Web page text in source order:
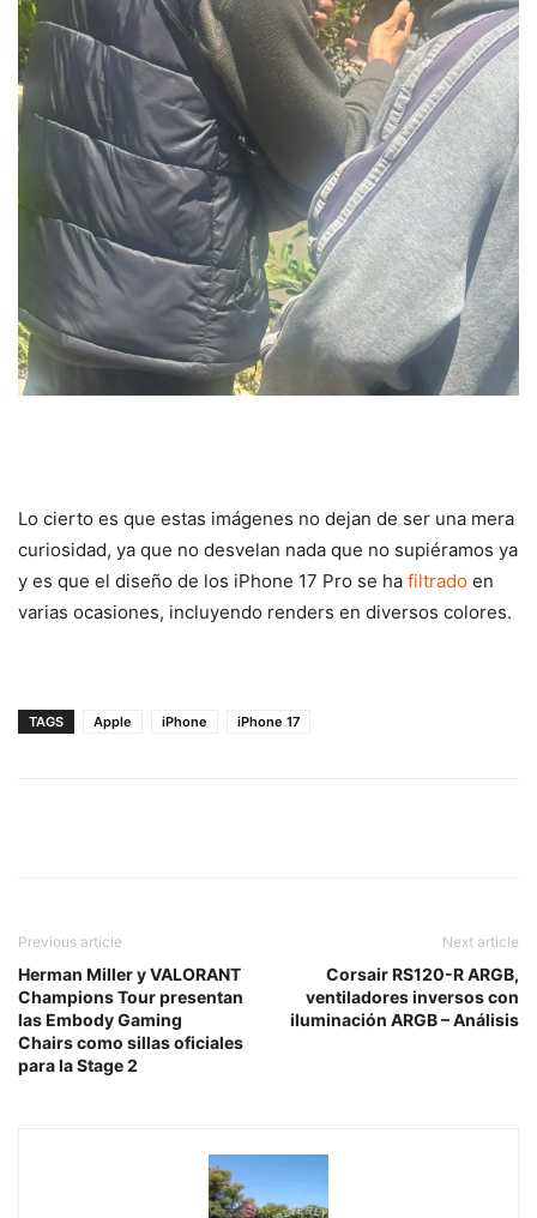
Lo cierto es que estas imágenes no dejan de ser una mera
curiosidad, ya que no desvelan nada que no supiéramos ya
y es que el diseño de los iPhone 17 Pro se ha filtrado en
varias ocasiones, incluyendo renders en diversos colores.
TAGS Apple iPhone iPhone 17
Previous article
Herman Miller y VALORANT
Champions Tour presentan
las Embody Gaming
Chairs como sillas oficiales
para la Stage 2
Next article
Corsair RS120-R ARGB,
ventiladores inversos con
iluminación ARGB – Análisis